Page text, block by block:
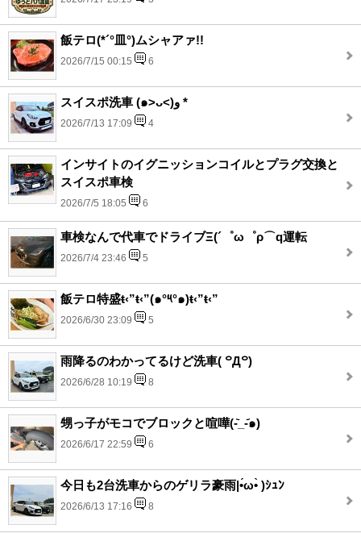
飯テロ(*´°皿°)ムシャアァ!!
2026/7/15 00:15 6
スイスポ洗車 (๑˃ᴗ˂)ﻭ *
2026/7/13 17:09 4
インサイトのイグニッションコイルとプラグ交換と
スイスポ車検
2026/7/5 18:05 6
車検なんで代車でドライブΞ(´゜ω゜ρ⌒q運転
2026/7/4 23:46 5
飯テロ特盛ŧ‹”ŧ‹”(๑°༥°๑)ŧ‹”ŧ‹”
2026/6/30 23:09 5
雨降るのわかってるけど洗車( ꒪Д꒪)
2026/6/28 10:19 8
甥っ子がモコでブロックと喧嘩(-᷅_-᷄๑)
2026/6/17 22:59 6
今日も2台洗車からのゲリラ豪雨|•́ω•̀ )ｼｭﾝ
2026/6/13 17:16 8